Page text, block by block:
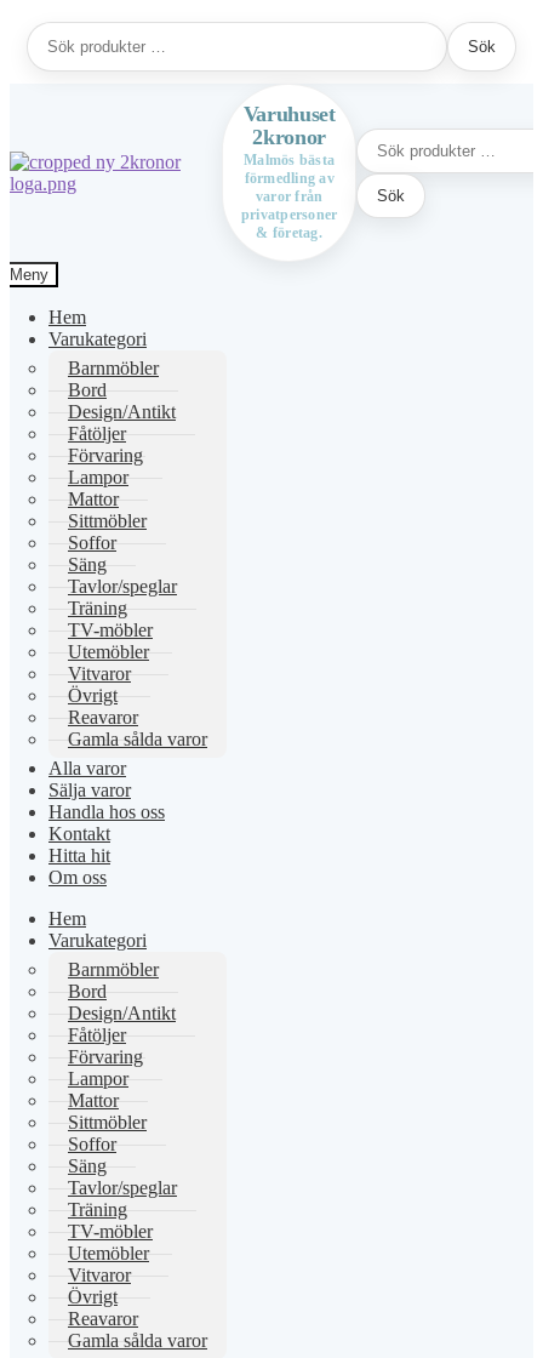
Sök
efter:
Sök
Hoppa
Hoppa
Varuhuset
2kronor
Malmös bästa
förmedling av
varor från
privatpersoner
& företag.
Sök
efter:
Sök
Meny
Hem
Varukategori
Barnmöbler
Bord
Design/Antikt
Fåtöljer
Förvaring
Lampor
Mattor
Sittmöbler
Soffor
Säng
Tavlor/speglar
Träning
TV-möbler
Utemöbler
Vitvaror
Övrigt
Reavaror
Gamla sålda varor
Alla varor
Sälja varor
Handla hos oss
Kontakt
Hitta hit
Om oss
Hem
Varukategori
Barnmöbler
Bord
Design/Antikt
Fåtöljer
Förvaring
Lampor
Mattor
Sittmöbler
Soffor
Säng
Tavlor/speglar
Träning
TV-möbler
Utemöbler
Vitvaror
Övrigt
Reavaror
Gamla sålda varor